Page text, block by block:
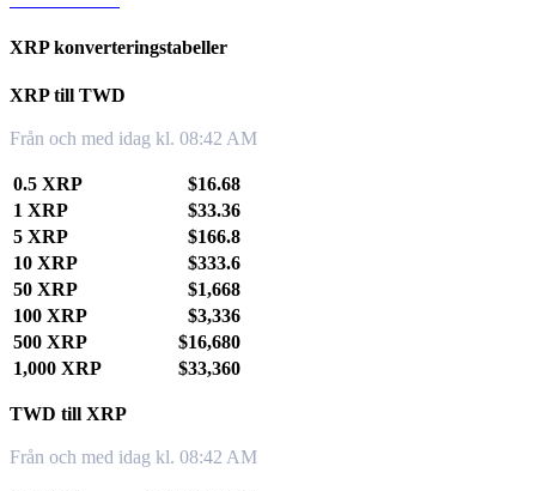
XRP konverteringstabeller
XRP till TWD
Från och med idag kl. 08:42 AM
0.5 XRP
$16.68
1 XRP
$33.36
5 XRP
$166.8
10 XRP
$333.6
50 XRP
$1,668
100 XRP
$3,336
500 XRP
$16,680
1,000 XRP
$33,360
TWD till XRP
Från och med idag kl. 08:42 AM